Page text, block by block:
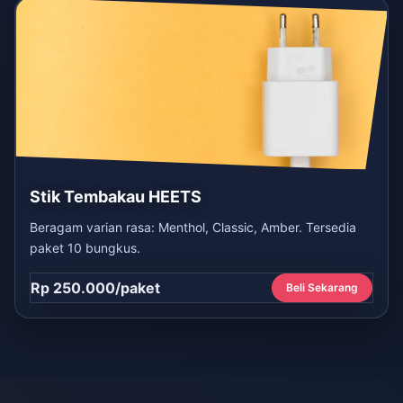
Stik Tembakau HEETS
Beragam varian rasa: Menthol, Classic, Amber. Tersedia
paket 10 bungkus.
Rp 250.000/paket Beli Sekarang